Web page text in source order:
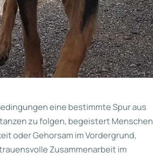
eine bestimmte Spur aus
zu folgen, begeistert Menschen
oder Gehorsam im Vordergrund,
Zusammenarbeit im